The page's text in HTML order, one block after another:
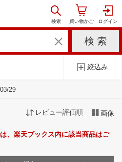
絞込み
29
レビュー評価順 画像
、楽天ブックス内に該当商品はご